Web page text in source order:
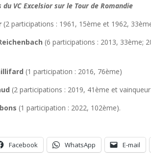
du VC Excelsior sur le Tour de Romandie
(2 participations : 1961, 15ème et 1962,
(6 participations : 2013, 33ème;
(1 participation : 2016, 76ème)
(2 participations : 2019, 41ème et
(1 participation : 2022, 102ème).
Facebook WhatsApp E-mail